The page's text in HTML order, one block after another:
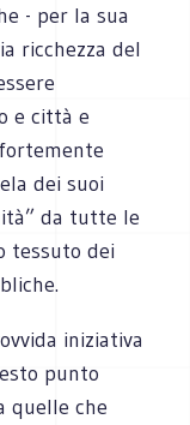
- per la sua
ricchezza del
e città e
dei suoi
da tutte le
tessuto dei
iniziativa
punto
quelle che